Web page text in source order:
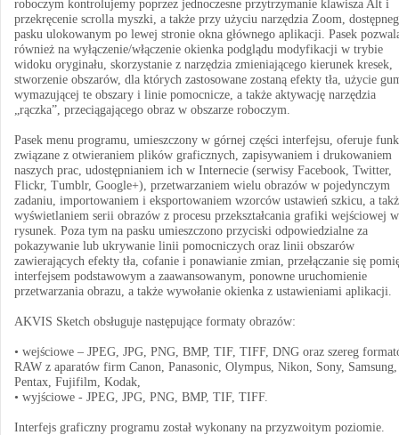
roboczym kontrolujemy poprzez jednoczesne przytrzymanie klawisza Alt i
przekręcenie scrolla myszki, a także przy użyciu narzędzia Zoom,
pasku ulokowanym po lewej stronie okna głównego aplikacji. Pasek
również na wyłączenie/włączenie okienka podglądu modyfikacji w trybie
widoku oryginału, skorzystanie z narzędzia zmieniającego kierunek kresek,
stworzenie obszarów, dla których zastosowane zostaną efekty tła, użycie
wymazującej te obszary i linie pomocnicze, a także aktywację narzędzia
„rączka”, przeciągającego obraz w obszarze roboczym.
Pasek menu programu, umieszczony w górnej części interfejsu, oferuje
związane z otwieraniem plików graficznych, zapisywaniem i drukowaniem
naszych prac, udostępnianiem ich w Internecie (serwisy Facebook, Twitter,
Flickr, Tumblr, Google+), przetwarzaniem wielu obrazów w pojedynczym
zadaniu, importowaniem i eksportowaniem wzorców ustawień szkicu, a
wyświetlaniem serii obrazów z procesu przekształcania grafiki wejściowej w
rysunek. Poza tym na pasku umieszczono przyciski odpowiedzialne za
pokazywanie lub ukrywanie linii pomocniczych oraz linii obszarów
zawierających efekty tła, cofanie i ponawianie zmian, przełączanie się
interfejsem podstawowym a zaawansowanym, ponowne uruchomienie
przetwarzania obrazu, a także wywołanie okienka z ustawieniami aplikacji.
AKVIS Sketch obsługuje następujące formaty obrazów:
• wejściowe – JPEG, JPG, PNG, BMP, TIF, TIFF, DNG oraz szereg
RAW z aparatów firm Canon, Panasonic, Olympus, Nikon, Sony, Samsung,
Pentax, Fujifilm, Kodak,
• wyjściowe - JPEG, JPG, PNG, BMP, TIF, TIFF.
Interfejs graficzny programu został wykonany na przyzwoitym poziomie.